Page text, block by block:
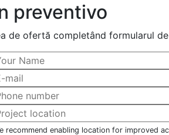
preventivo
de ofertă completând formularul
recommend enabling location for improved